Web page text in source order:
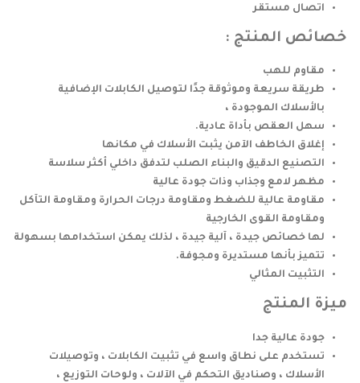
اتصال مستقر
خصائص المنتج :
مقاوم للهب
طريقة سريعة وموثوقة جدًا لتوصيل الكابلات الإضافية
بالأسلاك الموجودة ،
سهل العقص بأداة عادية.
إغلاق الخاطف الآمن يثبت الأسلاك في مكانها
التصنيع الدقيق والبناء الصلب لتدفق داخلي أكثر سلاسة
مظهر لامع وجذاب وذات جودة عالية
مقاومة عالية للضغط ومقاومة درجات الحرارة ومقاومة التآكل
ومقاومة القوى الخارجية
لها خصائص جيدة ، آلية جيدة ، لذلك يمكن استخدامها بسهولة
تتميز بأنها مستديرة ومجوفة.
التثبيت المثالي
ميزة المنتج
جودة عالية جدا
تستخدم على نطاق واسع في تثبيت الكابلات ، وتوصيلات
الأسلاك ، وصناديق التحكم في الآلات ، ولوحات التوزيع ،